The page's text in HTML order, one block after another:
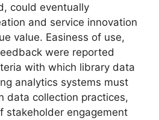
could eventually
and service innovation
value. Easiness of use,
were reported
with which library data
analytics systems must
data collection practices,
stakeholder engagement